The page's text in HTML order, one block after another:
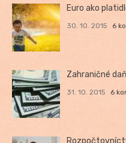
Euro ako
30. 10. 2015 6
Zahraničné
31. 10. 2015 6